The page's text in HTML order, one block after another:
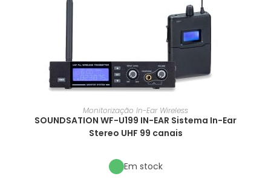
Monitorização In-Ear Wireless
SOUNDSATION WF-U199 IN-EAR Sistema In-Ear
Stereo UHF 99 canais
Em stock